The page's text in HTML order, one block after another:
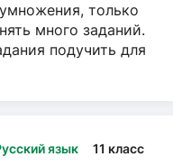
только
много заданий.
подучить для
язык 11 класс